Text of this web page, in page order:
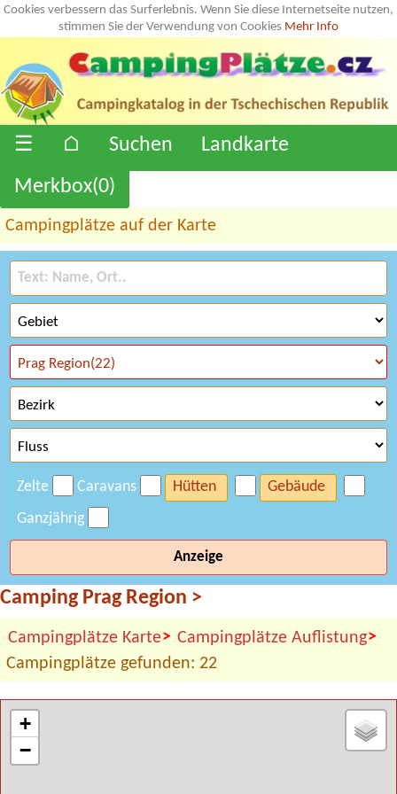
Cookies verbessern das Surferlebnis. Wenn Sie diese Internetseite nutzen,
stimmen Sie der Verwendung von Cookies Mehr Info
☰ ⌂ Suchen
Landkarte
Merkbox(0)
Campingplätze auf der Karte
Zelte Caravans Hütten
Gebäude
Ganzjährig
Anzeige
Camping Prag Region >
Campingplätze Karte> Campingplätze Auflistung>
Campingplätze gefunden: 22
+
−